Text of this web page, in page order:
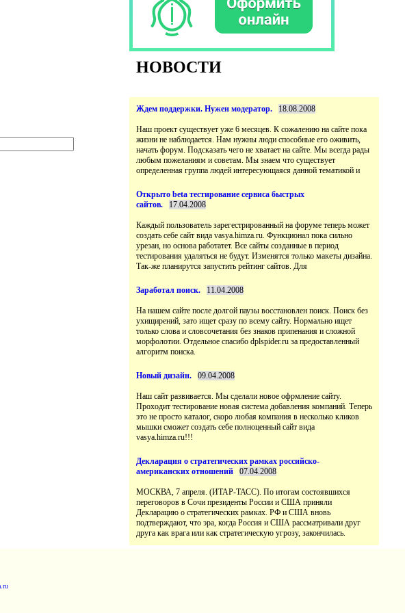
НОВОСТИ
Наш проект существует уже 6 месяцев. К сожалению на сайте пока
жизни не наблюдается. Нам нужны люди способные его оживить,
начать форум. Подсказать чего не хватает на сайте. Мы всегда рады
любым пожеланиям и советам. Мы знаем что существует
Открыто beta тестирование сервиса быстрых
Каждый пользователь зарегестрированный на форуме теперь может
создать себе сайт вида vasya.himza.ru. Функционал пока сильно
урезан, но основа работатет. Все сайты созданные в период
тестирования удаляться не будут. Изменятся только макеты дизайна.
На нашем сайте после долгой паузы восстановлен поиск. Поиск без
ухищирений, зато ищет сразу по всему сайту. Нормально ищет
только слова и словсочетания без знаков припенания и сложной
морфолотии. Отдельное спасибо dplspider.ru за предоставленный
Наш сайт развивается. Мы сделали новое офрмление сайту.
Проходит тестирование новая система добавления компаний. Теперь
это не просто каталог, скоро любая компания в несколько кликов
мышки сможет создать себе полноценный сайт вида
vasya.himza.ru!!!
МОСКВА, 7 апреля. (ИТАР-ТАСС). По итогам состоявшихся
переговоров в Сочи президенты России и США приняли
Декларацию о стратегических рамках. РФ и США вновь
подтверждают, что эра, когда Россия и США рассматривали друг